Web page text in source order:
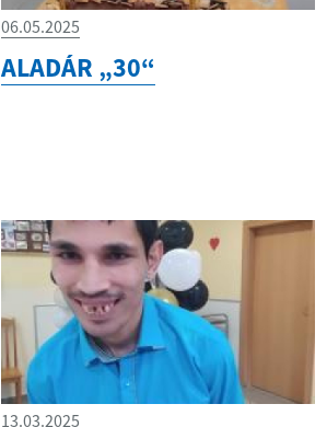
06.05.2025
ALADÁR „30“
13.03.2025